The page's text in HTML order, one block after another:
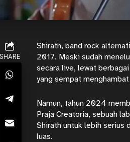
SHARE
Shirath, band rock
2017. Meski sudah
secara live, lewat
yang sempat
Namun, tahun 2024
Praja Creatoria, sebuah
Shirath untuk lebih serius
luas.